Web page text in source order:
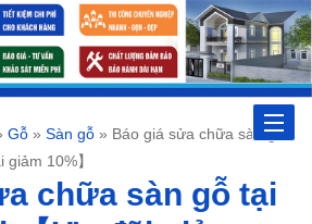
Toggle
Gỗ » Sàn gỗ » Báo giá sửa chữa sàn gỗ
10%】
chữa sàn gỗ tại